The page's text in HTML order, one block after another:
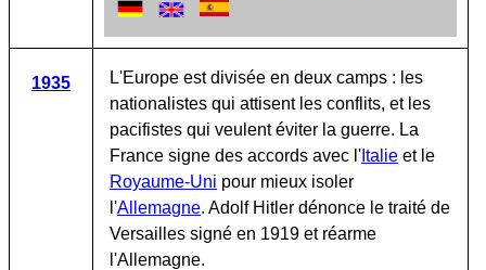
1935
L'Europe est divisée en deux camps : les
nationalistes qui attisent les conflits, et les
pacifistes qui veulent éviter la guerre. La
France signe des accords avec l' Italie et le
Royaume-Uni pour mieux isoler
l'Allemagne. Adolf Hitler dénonce le traité de
Versailles signé en 1919 et réarme
l'Allemagne.